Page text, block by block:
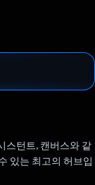
스턴트, 캔버스와 같
있는 최고의 허브입